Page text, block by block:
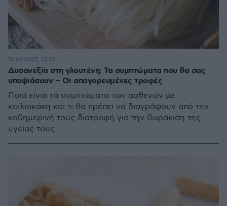
Δυσανεξία στη γλουτένη: Τα συμπτώματα που θα σας
υποψιάσουν – Οι απαγορευμένες τροφές
Ποια είναι τα συμπτώματα των ασθενών με
κοιλιοκάκη και τι θα πρέπει να διαγράψουν από την
καθημερινή τους διατροφή για την θωράκιση της
υγείας τους
15.07.2021, 13:10